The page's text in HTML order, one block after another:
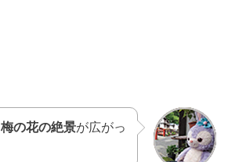
梅の花の絶景が広がっ